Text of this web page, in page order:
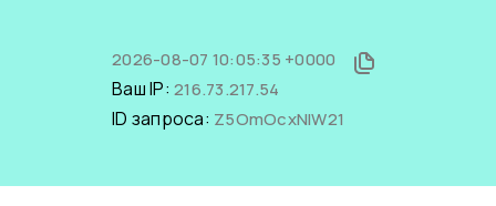
2026-08-07 10:05:35 +0000
Ваш IP: 216.73.217.54
ID запроса: Z5OmOcxNIW21